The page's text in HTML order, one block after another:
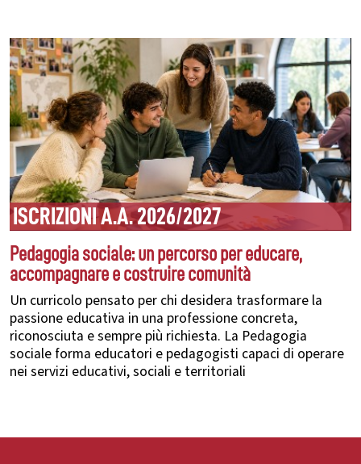
ISCRIZIONI A.A. 2026/2027
Pedagogia sociale: un percorso per educare,
accompagnare e costruire comunità
Un curricolo pensato per chi desidera trasformare la
passione educativa in una professione concreta,
riconosciuta e sempre più richiesta. La Pedagogia
sociale forma educatori e pedagogisti capaci di operare
nei servizi educativi, sociali e territoriali